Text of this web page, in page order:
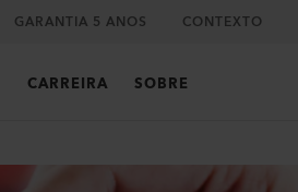
GARANTIA 5 ANOS CONTEXTO
CARREIRA SOBRE